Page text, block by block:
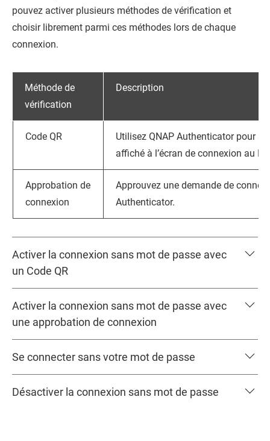
pouvez activer plusieurs méthodes de vérification et
choisir librement parmi ces méthodes lors de chaque
connexion.
Méthode de
vérification
Description
Code QR Utilisez QNAP Authenticatorpour
affiché à l’écran de connexion au
Approbation de
connexion
Approuvez une demande de
Authenticator.
Activer la connexion sans mot de passe avec
un Code QR
Activer la connexion sans mot de passe avec
une approbation de connexion
Se connecter sans votre mot de passe
Désactiver la connexion sans mot de passe